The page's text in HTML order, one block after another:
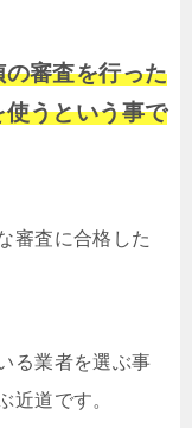
審査を行った
うという事で
審査に合格した
る業者を選ぶ事
近道です。